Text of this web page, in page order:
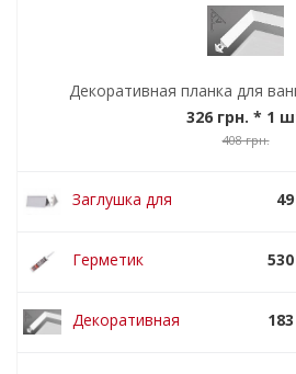
Декоративная планка для
326 грн. * 1
408 грн.
Заглушка для
планки Ravak
Герметик
Colourless
Декоративная